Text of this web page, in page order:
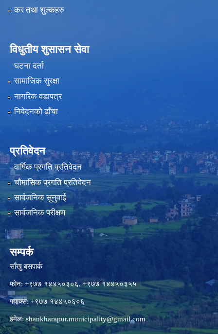
कर तथा शुल्कहरु
विधुतीय शुसासन सेवा
घटना दर्ता
सामाजिक सुरक्षा
नागरिक वडापत्र
निवेदनको ढाँचा
प्रतिवेदन
वार्षिक प्रगति प्रतिवेदन
चौमासिक प्रगति प्रतिवेदन
सार्वजनिक सुनुवाई
सार्वजनिक परीक्षण
सम्पर्क
साँखु बसपार्क
फोन: +९७७ १४४५०३०६, +९७७ १४४५०३५५
फ्याक्स: +९७७ १४४५०६०६
इमेल:shankharapur.municipality@gmail.com